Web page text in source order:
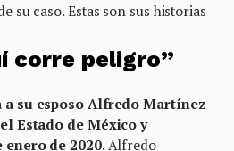
su caso. Estas son sus historias
corre peligro”
a su esposo Alfredo Martínez
Estado de México y
enero de 2020. Alfredo